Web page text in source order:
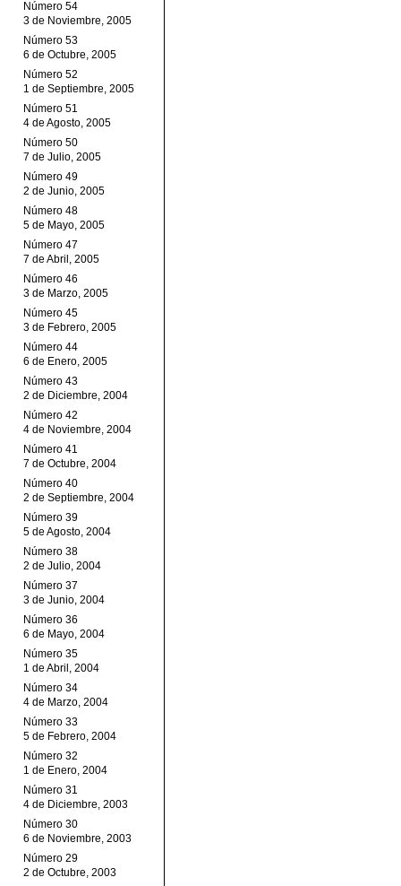
Número 54
3 de Noviembre, 2005
Número 53
6 de Octubre, 2005
Número 52
1 de Septiembre, 2005
Número 51
4 de Agosto, 2005
Número 50
7 de Julio, 2005
Número 49
2 de Junio, 2005
Número 48
5 de Mayo, 2005
Número 47
7 de Abril, 2005
Número 46
3 de Marzo, 2005
Número 45
3 de Febrero, 2005
Número 44
6 de Enero, 2005
Número 43
2 de Diciembre, 2004
Número 42
4 de Noviembre, 2004
Número 41
7 de Octubre, 2004
Número 40
2 de Septiembre, 2004
Número 39
5 de Agosto, 2004
Número 38
2 de Julio, 2004
Número 37
3 de Junio, 2004
Número 36
6 de Mayo, 2004
Número 35
1 de Abril, 2004
Número 34
4 de Marzo, 2004
Número 33
5 de Febrero, 2004
Número 32
1 de Enero, 2004
Número 31
4 de Diciembre, 2003
Número 30
6 de Noviembre, 2003
Número 29
2 de Octubre, 2003